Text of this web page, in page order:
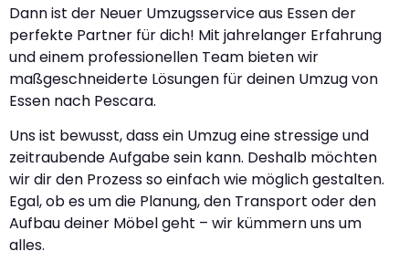
Dann ist der Neuer Umzugsservice aus Essen der
perfekte Partner für dich! Mit jahrelanger Erfahrung
und einem professionellen Team bieten wir
maßgeschneiderte Lösungen für deinen Umzug von
Essen nach Pescara.
Uns ist bewusst, dass ein Umzug eine stressige und
zeitraubende Aufgabe sein kann. Deshalb möchten
wir dir den Prozess so einfach wie möglich gestalten.
Egal, ob es um die Planung, den Transport oder den
Aufbau deiner Möbel geht – wir kümmern uns um
alles.